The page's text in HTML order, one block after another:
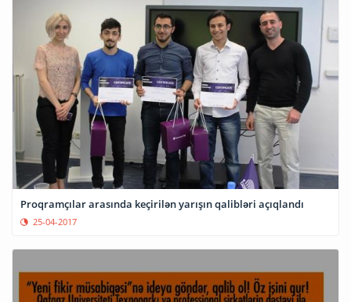
Proqramçılar arasında keçirilən yarışın qalibləri açıqlandı
25-04-2017